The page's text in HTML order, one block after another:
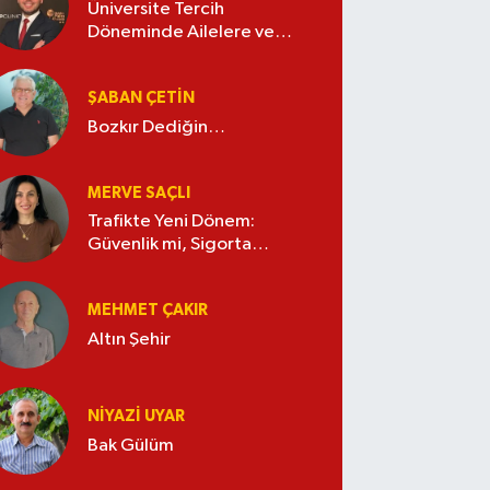
Üniversite Tercih
Döneminde Ailelere ve
ŞABAN ÇETIN
Bozkır Dediğin…
MERVE SAÇLI
Trafikte Yeni Dönem:
Güvenlik mi, Sigorta
MEHMET ÇAKIR
Altın Şehir
NIYAZI UYAR
Bak Gülüm